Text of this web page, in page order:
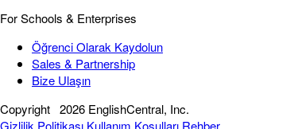
For Schools & Enterprises
Öğrenci Olarak Kaydolun
Sales & Partnership
Bize Ulaşın
Copyright 2026 EnglishCentral, Inc.